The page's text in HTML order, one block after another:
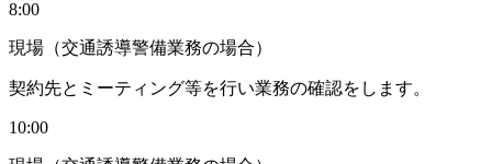
8:00
現場（交通誘導警備業務の場合）
契約先とミーティング等を行い業務の確認をします。
10:00